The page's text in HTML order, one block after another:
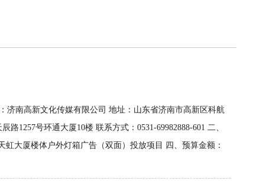
济南高新文化传媒有限公司 地址：山东省济南市高新区科航
1257号环通大厦10楼 联系方式：0531-69982888-601 二、
大厦楼体户外灯箱广告（双面）投放项目 四、预算金额：